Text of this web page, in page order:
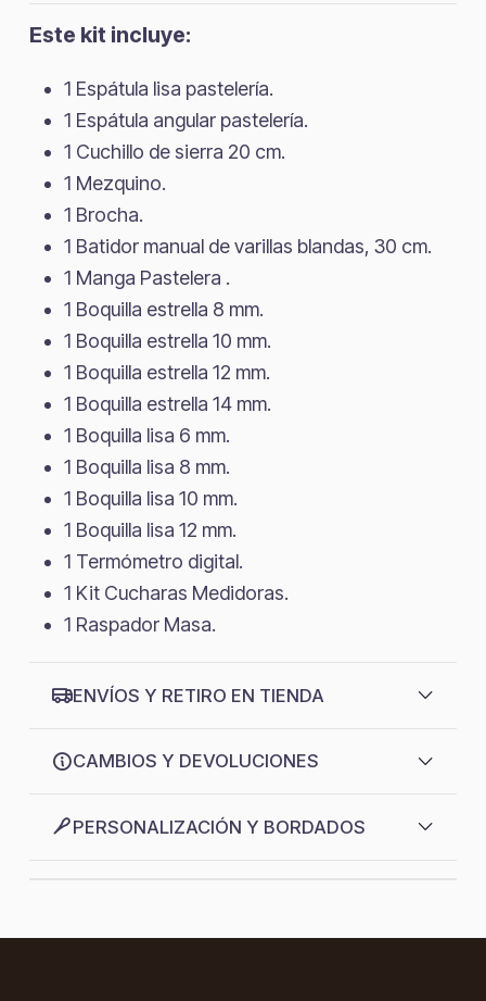
Este kit incluye:
1 Espátula lisa pastelería.
1 Espátula angular pastelería.
1 Cuchillo de sierra 20 cm.
1 Mezquino.
1 Brocha.
1 Batidor manual de varillas blandas, 30 cm.
1 Manga Pastelera .
1 Boquilla estrella 8 mm.
1 Boquilla estrella 10 mm.
1 Boquilla estrella 12 mm.
1 Boquilla estrella 14 mm.
1 Boquilla lisa 6 mm.
1 Boquilla lisa 8 mm.
1 Boquilla lisa 10 mm.
1 Boquilla lisa 12 mm.
1 Termómetro digital.
1 Kit Cucharas Medidoras.
1 Raspador Masa.
ENVÍOS Y RETIRO EN TIENDA
CAMBIOS Y DEVOLUCIONES
PERSONALIZACIÓN Y BORDADOS